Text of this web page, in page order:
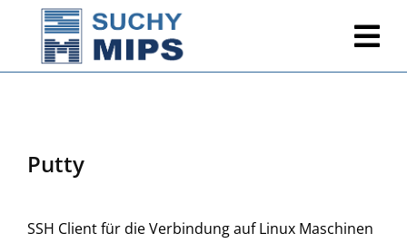
Putty
SSH Client für die Verbindung auf Linux Maschinen